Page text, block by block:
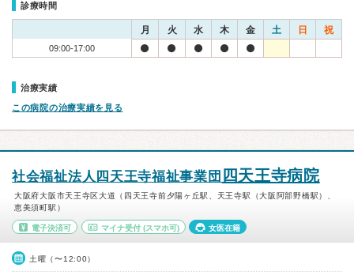
診療時間
月 火 水 木 金 土 日 祝
09:00-17:00
治療実績
この病院の治療実績を見る
社会福祉法人四天王寺福祉事業団 四天王寺病院
大阪府大阪市天王寺区大道（四天王寺前夕陽ヶ丘駅、天王寺駅（大阪阿部野橋駅）、
恵美須町駅）
電子決済可 マイナ受付(スマホ可) 女医在籍
土曜（〜12:00）